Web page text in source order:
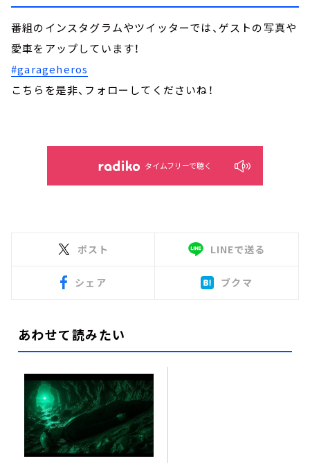
番組のインスタグラムやツイッターでは、ゲストの写真や
愛車をアップしています！
#garageheros
こちらを是非、フォローしてくださいね！
タイムフリーで聴く
ポスト LINEで送る
シェア ブクマ
あわせて読みたい